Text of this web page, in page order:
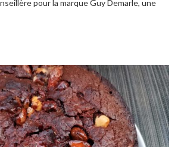
pour la marque Guy Demarle, une